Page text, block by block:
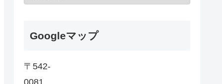
Googleマップ
〒542-
0081